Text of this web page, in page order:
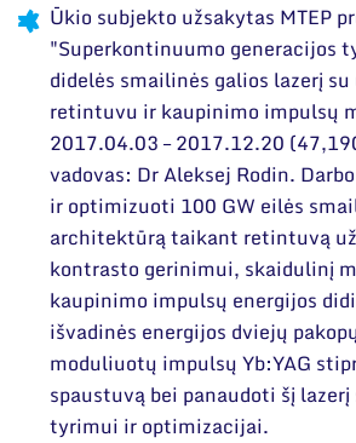
Ūkio subjekto užsakytas MTEP
"Superkontinuumo generacijos
didelės smailinės galios lazerį
retintuvu ir kaupinimo impulsų
2017.04.03 – 2017.12.20
vadovas: Dr Aleksej Rodin.
ir optimizuoti 100 GW eilės
architektūrą taikant retintuvą
kontrasto gerinimui, skaidulinį
kaupinimo impulsų energijos
išvadinės energijos dviejų
moduliuotų impulsų Yb:YAG
spaustuvą bei panaudoti šį
tyrimui ir optimizacijai.